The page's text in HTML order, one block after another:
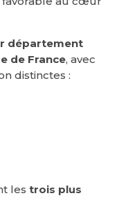
département
de France, avec
distinctes :
les trois plus